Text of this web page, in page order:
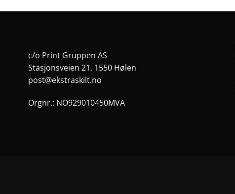
c/o Print Gruppen AS
Stasjonsveien 21, 1550 Hølen
post@ekstraskilt.no
Orgnr.: NO929010450MVA